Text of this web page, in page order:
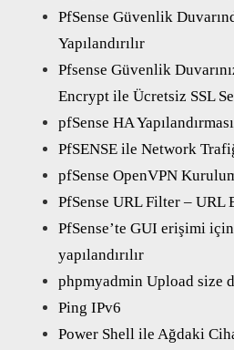
PfSense Güvenlik
Yapılandırılır
Pfsense Güvenlik
Encrypt ile Ücretsiz SSL
pfSense HA Yapılandırması
PfSENSE ile Network
pfSense OpenVPN
PfSense URL Filter – URL
PfSense’te GUI erişimi için
yapılandırılır
phpmyadmin Upload size
Ping IPv6
Power Shell ile Ağdaki